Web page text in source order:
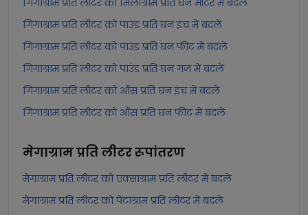
गिगाग्राम प्रति लीटर को मिलीग्राम प्रति घन मीटर में बदलें
गिगाग्राम प्रति लीटर को पाउंड प्रति घन इंच में बदलें
गिगाग्राम प्रति लीटर को पाउंड प्रति घन फीट में बदलें
गिगाग्राम प्रति लीटर को पाउंड प्रति घन गज में बदलें
गिगाग्राम प्रति लीटर को औंस प्रति घन इंच में बदलें
गिगाग्राम प्रति लीटर को औंस प्रति घन फीट में बदलें
मेगाग्राम प्रति लीटररूपांतरण
मेगाग्राम प्रति लीटर को एक्साग्राम प्रति लीटर में बदलें
मेगाग्राम प्रति लीटर को पेटाग्राम प्रति लीटर में बदलें